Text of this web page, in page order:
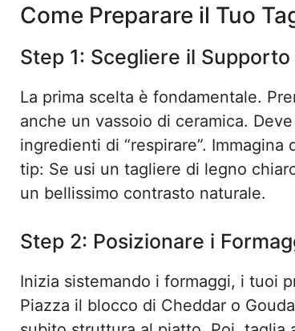
Come Preparare il Tuo
Step 1: Scegliere il
La prima scelta è fondamentale.
anche un vassoio di ceramica.
ingredienti di “respirare”.
tip: Se usi un tagliere di legno
un bellissimo contrasto naturale.
Step 2: Posizionare i
Inizia sistemando i formaggi, i tuoi
Piazza il blocco di Cheddar o